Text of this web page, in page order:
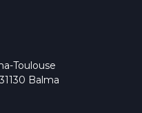
Toulouse
Balma